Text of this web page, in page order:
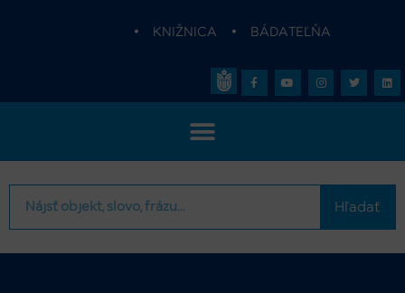
• KNIŽNICA • BÁDATEĽŇA
Hľadať